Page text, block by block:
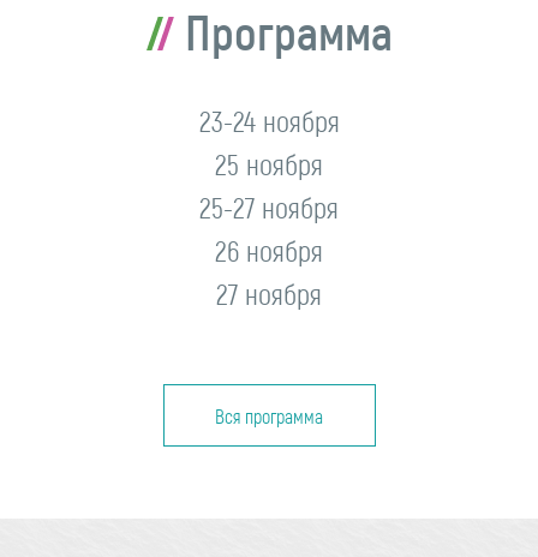
Программа
23-24 ноября
25 ноября
25-27 ноября
26 ноября
27 ноября
Вся программа